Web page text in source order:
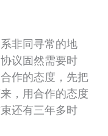
非同寻常的地
议固然需要时
作的态度，先把
，用合作的态度
还有三年多时